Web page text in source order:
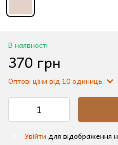
В наявності
370 грн
Оптові ціни від 10 одиниць
Увійти для відображення